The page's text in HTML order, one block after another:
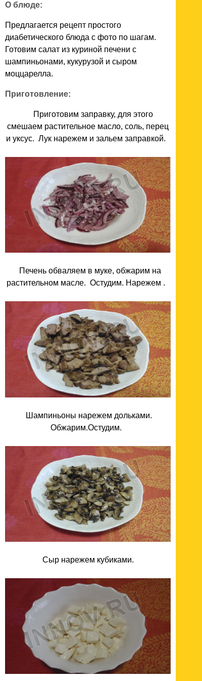
О блюде:
Предлагается рецепт простого
диабетического блюда с фото по шагам.
Готовим салат из куриной печени с
шампиньонами, кукурузой и сыром
моццарелла.
Приготовление:
Приготовим заправку, для этого
смешаем растительное масло, соль, перец
и уксус. Лук нарежем и зальем заправкой.
Печень обваляем в муке, обжарим на
растительном масле. Остудим. Нарежем .
Шампиньоны нарежем дольками.
Обжарим.Остудим.
Сыр нарежем кубиками.